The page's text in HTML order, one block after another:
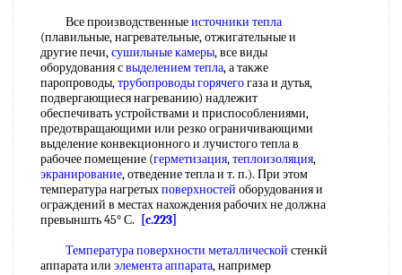
Все производственныеисточники тепла
(плавильные, нагревательные, отжигательные и
другие печи,сушильные камеры, все виды
оборудования свыделением тепла, а также
паропроводы,трубопроводы горячегогаза и дутья,
подвергающиеся нагреванию) надлежит
обеспечивать устройствами и приспособлениями,
предотвращающими или резко ограничивающими
выделение конвекционного и лучистого тепла в
рабочее помещение (герметизация,теплоизоляция,
экранирование, отведение тепла и т. п.). При этом
температура нагретыхповерхностей оборудования и
ограждений в местах нахождения рабочих не должна
превыншть 45° С.
[c.223]
Температура поверхности металлической стенкй
аппарата или элемента аппарата, например